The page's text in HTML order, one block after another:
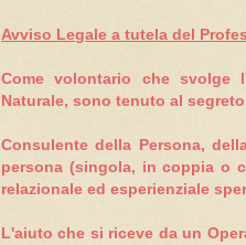
Avviso Legale a tutela del
Come volontario che svolge
Naturale, sono tenuto al
Consulente della Persona,
persona (singola, in coppia o
relazionale ed esperienziale
L'aiuto che si riceve da un